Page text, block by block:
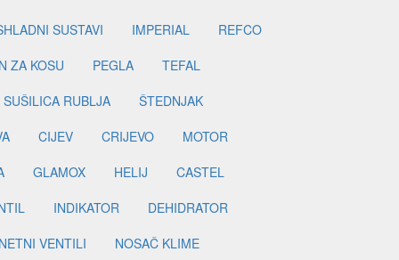
SUSTAVI IMPERIAL
REFCO
ZA KOSU
PEGLA
TEFAL
SUŠILICA RUBLJA
ŠTEDNJAK
CIJEV CRIJEVO
MOTOR
GLAMOX HELIJ
CASTEL
INDIKATOR
DEHIDRATOR
VENTILI
NOSAČ KLIME